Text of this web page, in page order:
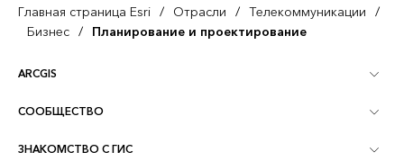
Главная страница Esri / Отрасли / Телекоммуникации /
Бизнес / Планирование и проектирование
ARCGIS
Обзор ArcGIS
СООБЩЕСТВО
Сообщества и форумы
ЗНАКОМСТВО С ГИС